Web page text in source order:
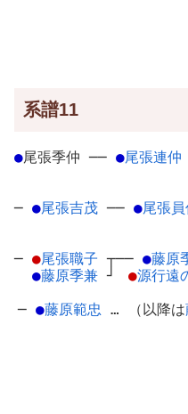
系譜11
●尾張季仲 ── ●尾張連仲
─ ●尾張吉茂 ── ●尾張
─ ●尾張職子 ┬
●藤原季兼 ┘
── ●藤原
●源行遠
─ ●藤原範忠 … （以降は